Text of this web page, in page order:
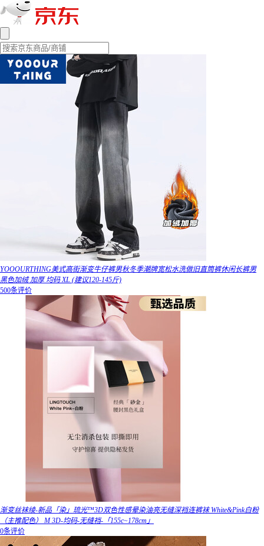
YOOOURTHING美式高街渐变牛仔裤男秋冬季潮牌宽松水洗做旧直筒裤休闲长裤男
黑色加绒 加厚 均码 XL (建议120-145斤)
500条评价
渐变丝袜绫-新品「染」琉光™3D双色性感晕染油亮无缝深裆连裤袜 White&Pink白粉
（主推配色） M 3D-均码-无缝裆-「155c~178cm」
0条评价